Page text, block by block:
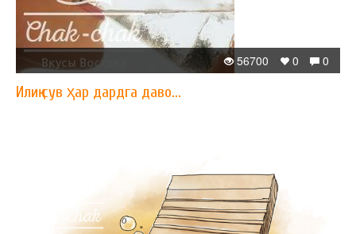
0
0
56700
Илиқ сув ҳар дардга даво...